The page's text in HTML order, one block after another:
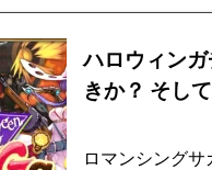
ハロウィン
きか？ そし
ロマンシング